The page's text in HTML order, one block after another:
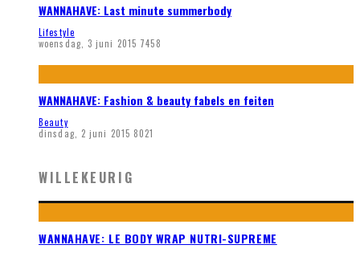
WANNAHAVE: Last minute summerbody
Lifestyle
woensdag, 3 juni 2015 7458
WANNAHAVE: Fashion & beauty fabels en feiten
Beauty
dinsdag, 2 juni 2015 8021
WILLEKEURIG
WANNAHAVE: LE BODY WRAP NUTRI-SUPREME